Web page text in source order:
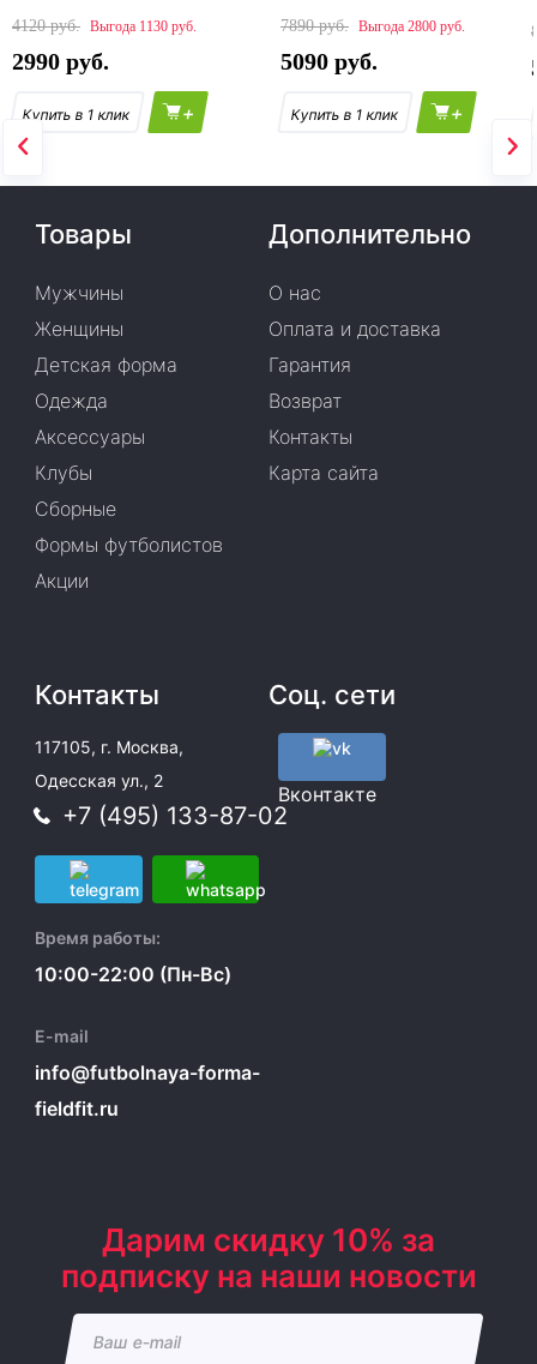
4120
1130
2990
+
7890
2800
5090
+
Товары
Мужчины
Женщины
Детская форма
Одежда
Аксессуары
Клубы
Сборные
Формы футболистов
Акции
Дополнительно
О нас
Оплата и доставка
Гарантия
Возврат
Контакты
Карта сайта
Контакты
117105, г. Москва,
Одесская ул., 2
+7 (495) 133-87-02
Время работы:
10:00-22:00 (Пн-Вс)
E-mail
info@futbolnaya-forma-
fieldfit.ru
Соц. сети
Вконтакте
Дарим скидку 10% за
подписку на наши новости